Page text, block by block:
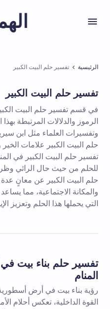
الرئيسية تفسير حلم البيت الكبير
تفسير حلم البيت الكبير
في قسم تفسير حلم البيت
الرموز والدلالات المرتبطة
وتفسيرات العلماء مثل ابن
حلم البيت الكبير علامات
تفسير حلم البيت الكبير في
للحلم من حيث حال الرائي
حلم البيت الكبير عن معانٍ عدة
والمكانة الاجتماعية، مما
التي يحملها هذا الحلم وتعزيز
تفسير حلم بناء بيت
المنام
رؤية بناء بيت في أرض
القوة الداخلية، تعكس أحلام